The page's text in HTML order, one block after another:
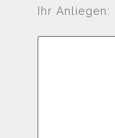
Ihr Anliegen: